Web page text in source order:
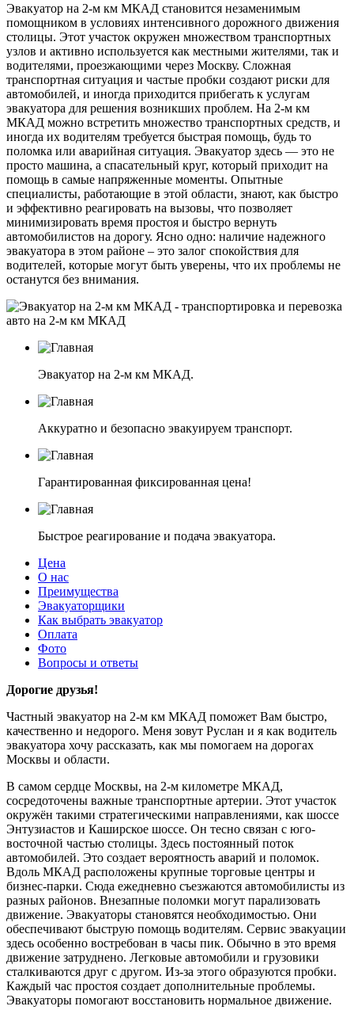
Эвакуатор на 2-м км МКАД становится незаменимым
помощником в условиях интенсивного дорожного движения
столицы. Этот участок окружен множеством транспортных
узлов и активно используется как местными жителями, так и
водителями, проезжающими через Москву. Сложная
транспортная ситуация и частые пробки создают риски для
автомобилей, и иногда приходится прибегать к услугам
эвакуатора для решения возникших проблем. На 2-м км
МКАД можно встретить множество транспортных средств, и
иногда их водителям требуется быстрая помощь, будь то
поломка или аварийная ситуация. Эвакуатор здесь — это не
просто машина, а спасательный круг, который приходит на
помощь в самые напряженные моменты. Опытные
специалисты, работающие в этой области, знают, как быстро
и эффективно реагировать на вызовы, что позволяет
минимизировать время простоя и быстро вернуть
автомобилистов на дорогу. Ясно одно: наличие надежного
эвакуатора в этом районе – это залог спокойствия для
водителей, которые могут быть уверены, что их проблемы не
останутся без внимания.
Эвакуатор на 2-м км МКАД.
Аккуратно и безопасно эвакуируем транспорт.
Гарантированная фиксированная цена!
Быстрое реагирование и подача эвакуатора.
Цена
О нас
Преимущества
Эвакуаторщики
Как выбрать эвакуатор
Оплата
Фото
Вопросы и ответы
Дорогие друзья!
Частный эвакуатор на 2-м км МКАД поможет Вам быстро,
качественно и недорого. Меня зовут Руслан и я как водитель
эвакуатора хочу рассказать, как мы помогаем на дорогах
Москвы и области.
В самом сердце Москвы, на 2-м километре МКАД,
сосредоточены важные транспортные артерии. Этот участок
окружён такими стратегическими направлениями, как шоссе
Энтузиастов и Каширское шоссе. Он тесно связан с юго-
восточной частью столицы. Здесь постоянный поток
автомобилей. Это создает вероятность аварий и поломок.
Вдоль МКАД расположены крупные торговые центры и
бизнес-парки. Сюда ежедневно съезжаются автомобилисты из
разных районов. Внезапные поломки могут парализовать
движение. Эвакуаторы становятся необходимостью. Они
обеспечивают быструю помощь водителям. Сервис эвакуации
здесь особенно востребован в часы пик. Обычно в это время
движение затруднено. Легковые автомобили и грузовики
сталкиваются друг с другом. Из-за этого образуются пробки.
Каждый час простоя создает дополнительные проблемы.
Эвакуаторы помогают восстановить нормальное движение.